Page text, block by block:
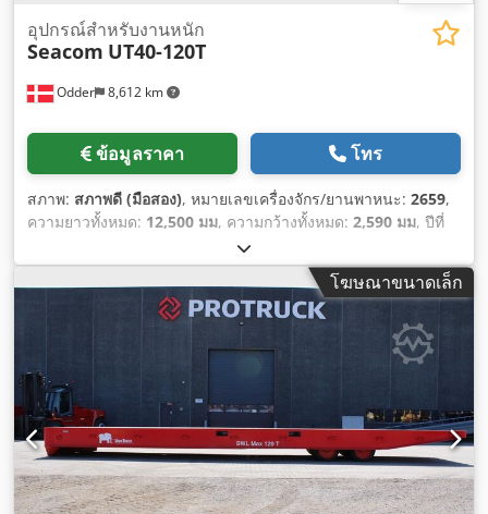
Odder 8,612 km
อุปกรณ์สำหรับงานหนัก
Seacom UT40-120T
ข้อมูลราคา โทร
สภาพ: สภาพดี (มือสอง), หมายเลขเครื่องจักร/ยานพาหนะ: 2659,
ความยาวทั้งหมด: 12,500 มม, ความกว้างทั้งหมด: 2,590 มม, ปีที่
9,200 กก.
120,000 กก.,
โฆษณาขนาดเล็ก